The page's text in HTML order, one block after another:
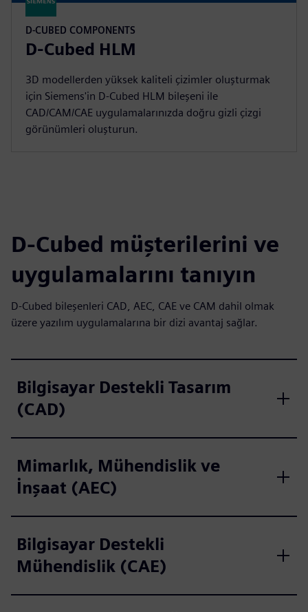
D-CUBED COMPONENTS
D-Cubed HLM
3D modellerden yüksek kaliteli çizimler oluşturmak
için Siemens'in D-Cubed HLM bileşeni ile
CAD/CAM/CAE uygulamalarınızda doğru gizli çizgi
görünümleri oluşturun.
D-Cubed müşterilerini ve
uygulamalarını tanıyın
D-Cubed bileşenleri CAD, AEC, CAE ve CAM dahil olmak
üzere yazılım uygulamalarına bir dizi avantaj sağlar.
Bilgisayar Destekli Tasarım
(CAD)
Mimarlık, Mühendislik ve
İnşaat (AEC)
Bilgisayar Destekli
Mühendislik (CAE)